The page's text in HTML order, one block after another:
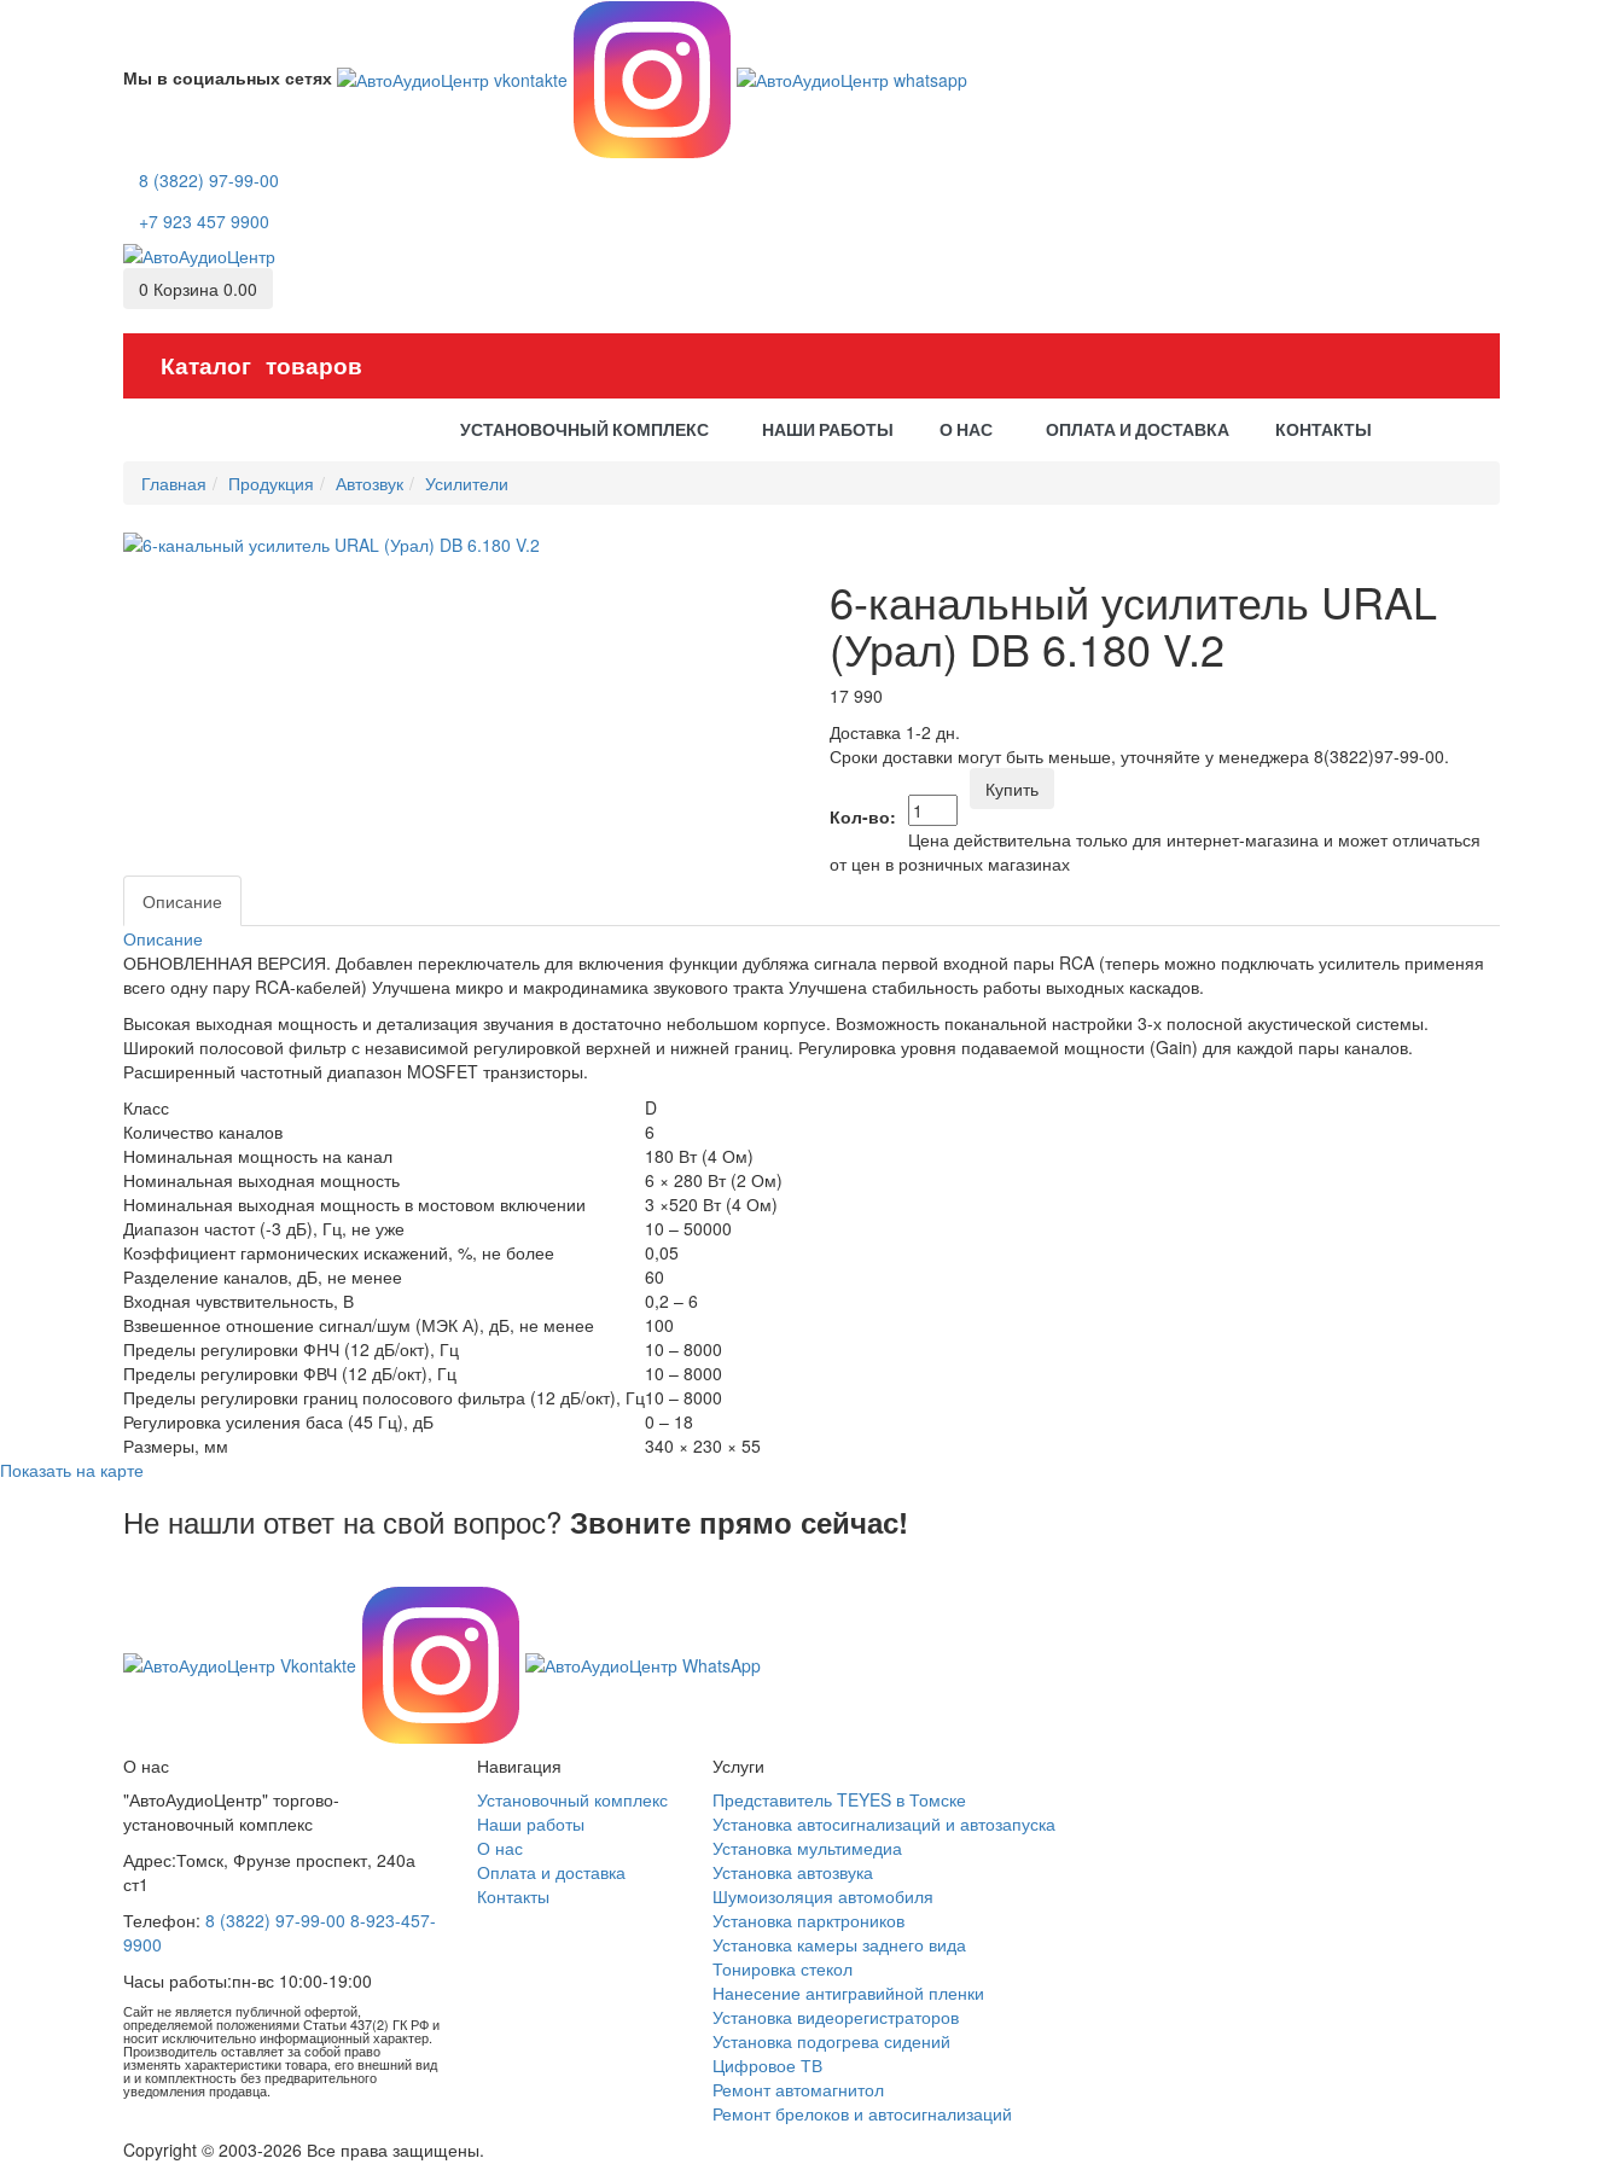
Мы в социальных сетях
8 (3822) 97-99-00
+7 923 457 9900
0 Корзина 0.00
Каталог товаров
УСТАНОВОЧНЫЙ КОМПЛЕКС НАШИ РАБОТЫ О НАС ОПЛАТА И ДОСТАВКА КОНТАКТЫ
Главная Продукция Автозвук Усилители
6-канальный усилитель URAL
(Урал) DB 6.180 V.2
17 990
Доставка 1-2 дн.
Сроки доставки могут быть меньше, уточняйте у менеджера 8(3822)97-99-00.
Кол-во:
Купить
Цена действительна только для интернет-магазина и может отличаться
от цен в розничных магазинах
Описание
Описание
ОБНОВЛЕННАЯ ВЕРСИЯ. Добавлен переключатель для включения функции дубляжа сигнала первой входной пары RCA (теперь можно подключать усилитель применяя
всего одну пару RCA-кабелей) Улучшена микро и макродинамика звукового тракта Улучшена стабильность работы выходных каскадов.
Высокая выходная мощность и детализация звучания в достаточно небольшом корпусе. Возможность поканальной настройки 3-х полосной акустической системы.
Широкий полосовой фильтр с независимой регулировкой верхней и нижней границ. Регулировка уровня подаваемой мощности (Gain) для каждой пары каналов.
Расширенный частотный диапазон MOSFET транзисторы.
Класс
D
Количество каналов
6
Номинальная мощность на канал
180 Вт (4 Ом)
Номинальная выходная мощность
6 × 280 Вт (2 Ом)
Номинальная выходная мощность в мостовом включении
3 ×520 Вт (4 Ом)
Диапазон частот (-3 дБ), Гц, не уже
10 – 50000
Коэффициент гармонических искажений, %, не более
0,05
Разделение каналов, дБ, не менее
60
Входная чувствительность, В
0,2 – 6
Взвешенное отношение сигнал/шум (МЭК А), дБ, не менее
100
Пределы регулировки ФНЧ (12 дБ/окт), Гц
10 – 8000
Пределы регулировки ФВЧ (12 дБ/окт), Гц
10 – 8000
Пределы регулировки границ полосового фильтра (12 дБ/окт), Гц10 – 8000
Регулировка усиления баса (45 Гц), дБ
0 – 18
Размеры, мм
340 × 230 × 55
Показать на карте
Не нашли ответ на свой вопрос? Звоните прямо сейчас!
О нас
"АвтоАудиоЦентр" торгово-
установочный комплекс
Адрес:Томск, Фрунзе проспект, 240а
ст1
Телефон: 8 (3822) 97-99-00 8-923-457-
9900
Часы работы:пн-вс 10:00-19:00
Сайт не является публичной офертой,
определяемой положениями Статьи 437(2) ГК РФ и
носит исключительно информационный характер.
Производитель оставляет за собой право
изменять характеристики товара, его внешний вид
и и комплектность без предварительного
уведомления продавца.
Навигация
Установочный комплекс
Наши работы
О нас
Оплата и доставка
Контакты
Услуги
Представитель TEYES в Томске
Установка автосигнализаций и автозапуска
Установка мультимедиа
Установка автозвука
Шумоизоляция автомобиля
Установка парктроников
Установка камеры заднего вида
Тонировка стекол
Нанесение антигравийной пленки
Установка видеорегистраторов
Установка подогрева сидений
Цифровое ТВ
Ремонт автомагнитол
Ремонт брелоков и автосигнализаций
Copyright © 2003-2026 Все права защищены.